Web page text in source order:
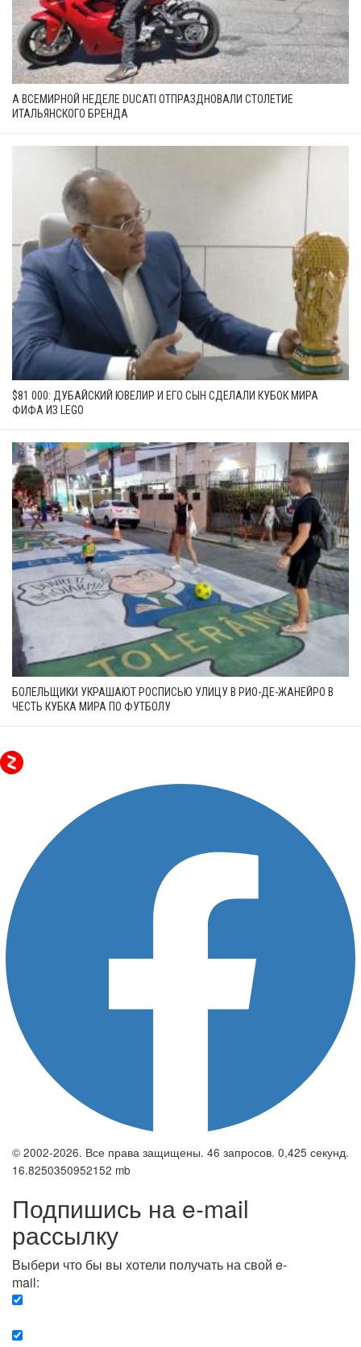
А ВСЕМИРНОЙ НЕДЕЛЕ DUCATI ОТПРАЗДНОВАЛИ СТОЛЕТИЕ
ИТАЛЬЯНСКОГО БРЕНДА
$81 000: ДУБАЙСКИЙ ЮВЕЛИР И ЕГО СЫН СДЕЛАЛИ КУБОК МИРА
ФИФА ИЗ LEGO
БОЛЕЛЬЩИКИ УКРАШАЮТ РОСПИСЬЮ УЛИЦУ В РИО-ДЕ-ЖАНЕЙРО В
ЧЕСТЬ КУБКА МИРА ПО ФУТБОЛУ
© 2002-2026. Все права защищены. 46 запросов. 0,425 секунд.
16.8250350952152 mb
Подпишись на e-mail
рассылку
Выбери что бы вы хотели получать на свой e-
mail: